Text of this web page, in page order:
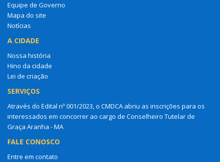
Equipe de Governo
Mapa do site
Notícias
A CIDADE
Nossa história
Hino da cidade
Lei de criação
SERVIÇOS
Através do Edital nº 001/2023, o CMDCA abriu as inscrições para os
interessados em concorrer ao cargo de Conselheiro Tutelar de
Graça Aranha - MA
FALE CONOSCO
Entre em contato